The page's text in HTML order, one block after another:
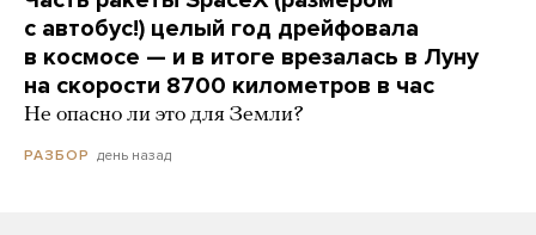
с автобус!) целый год дрейфовала
в космосе — и в итоге врезалась в Луну
на скорости 8700 километров в час
Не опасно ли это для Земли?
РАЗБОР день назад